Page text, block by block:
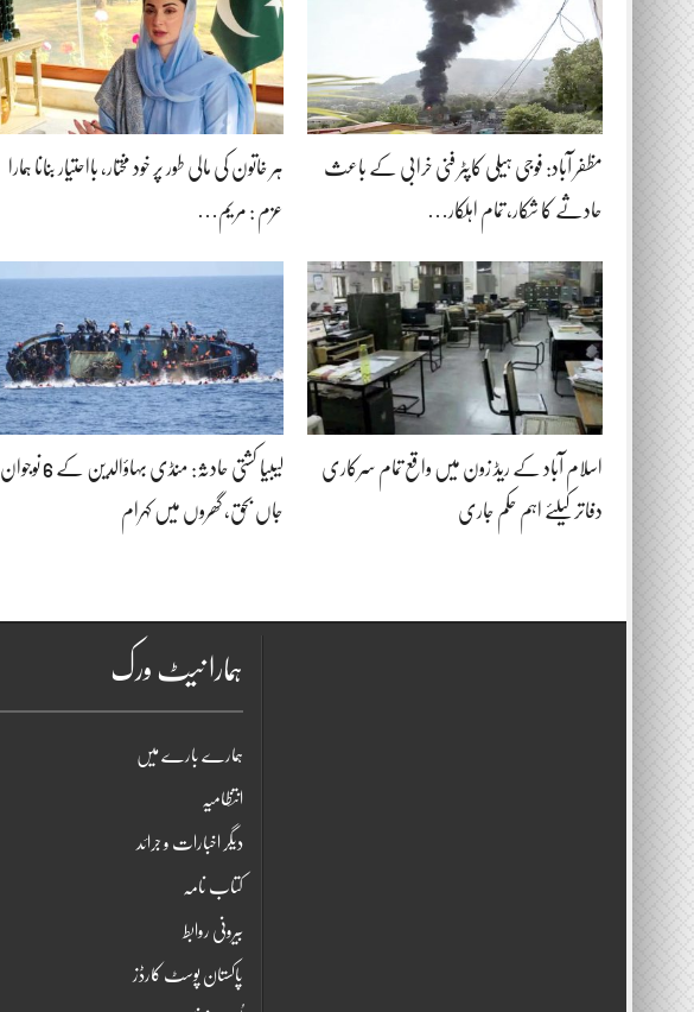
مظفر آباد: فوجی ہیلی کاپٹر فنی خرابی کے باعث
حادثے کا شکار، تمام اہلکار…
ہر خاتون کی مالی طور پر خود مختار، بااحتیار بنانا ہمارا
عزم : مریم…
اسلام آباد کے ریڈ زون میں واقع تمام سرکاری
دفاتر کیلئے اہم حکم جاری
لیبیا کشتی حادثہ: منڈی بہاؤالدین کے 6 نوجوان
جاں بحق، گھروں میں کہرام
ہمارا نیٹ ورک
ہمارے بارے میں
انتظامیہ
دیگر اخبارات و جرائد
کتاب نامہ
بیرونی روابط
پاکستان پوسٹ کارڈز